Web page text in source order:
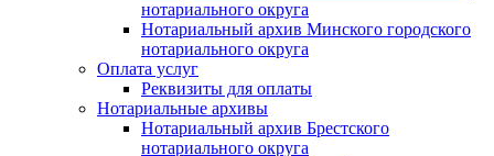
нотариального округа
Нотариальный архив Минского городского
нотариального округа
Оплата услуг
Реквизиты для оплаты
Нотариальные архивы
Нотариальный архив Брестского
нотариального округа